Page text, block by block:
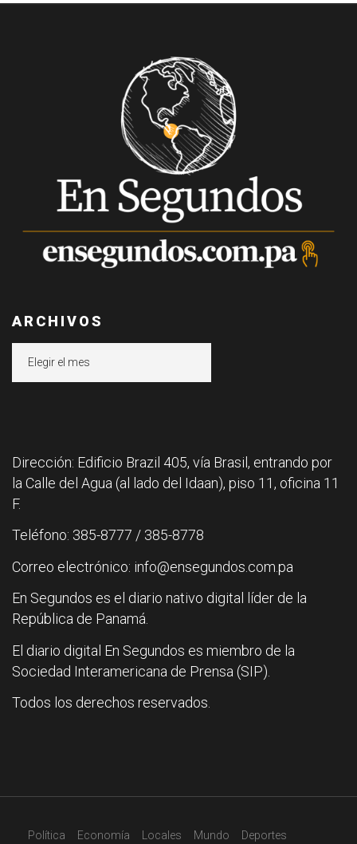
ARCHIVOS
Dirección: Edificio Brazil 405, vía Brasil, entrando por
la Calle del Agua (al lado del Idaan), piso 11, oficina 11
F.
Teléfono: 385-8777 / 385-8778
Correo electrónico: info@ensegundos.com.pa
En Segundos es el diario nativo digital líder de la
República de Panamá.
El diario digital En Segundos es miembro de la
Sociedad Interamericana de Prensa (SIP).
Todos los derechos reservados.
Política Economía Locales Mundo Deportes